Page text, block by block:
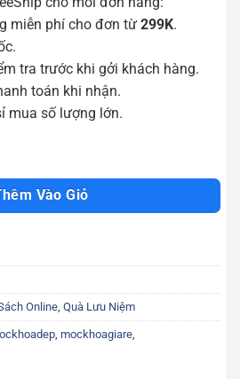
miễn phí cho đơn từ299K.
tra trước khi gởi khách hàng.
toán khi nhận.
mua số lượng lớn.
vàng bán theo con Scd3723 số lượng
Vào Giỏ
Online, Quà Lưu Niệm
, mockhoagiare,